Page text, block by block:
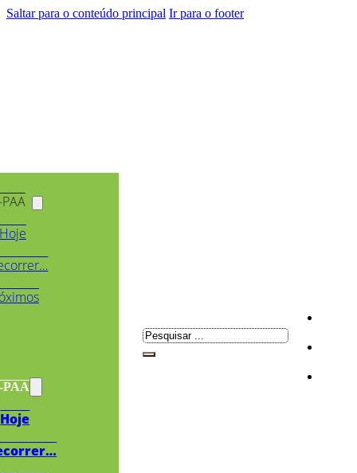
Saltar para o conteúdo principal Ir para o footer
PAA
Hoje
Pesquisar